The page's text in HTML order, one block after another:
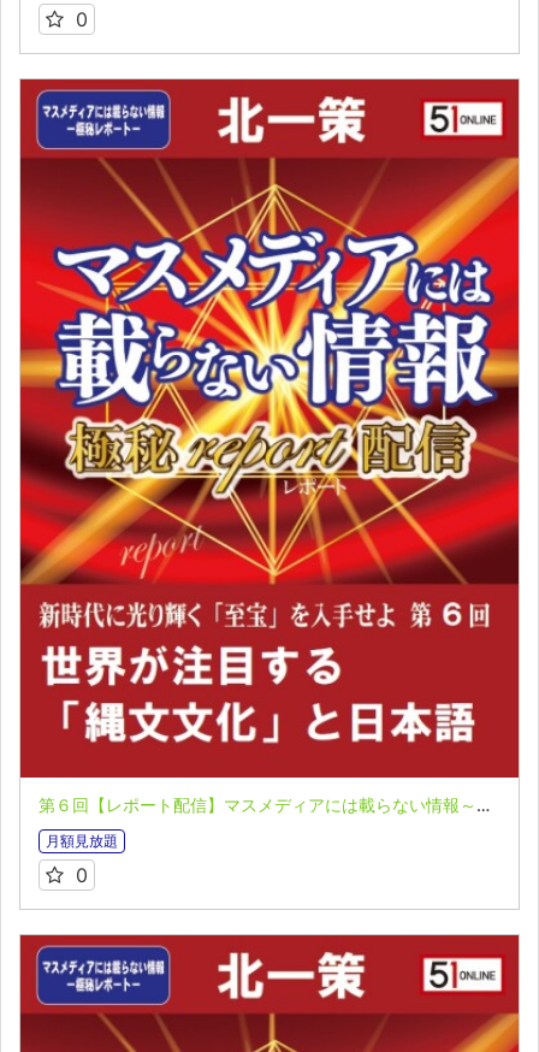
0
第６回【レポート配信】マスメディアには載らない情報～極秘レポート～ 北一策
月額見放題
0